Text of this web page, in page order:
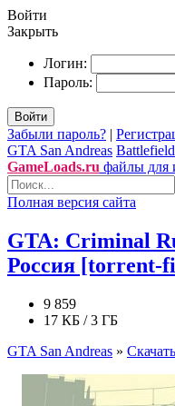
Войти
Закрыть
Логин:
Пароль:
Войти
Забыли пароль? |
GTA San Andreas
GameLoads.ru файлы для
Полная версия сайта
GTA: Criminal
Россия [torrent-
9 859
17 КБ / 3 ГБ
GTA San Andreas »